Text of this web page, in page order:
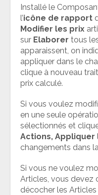
Installé le
l’icône de rapport
Modifier les prix
sur Elaborer tous
apparaissent, on
appliquer dans le
clique à nouveau
prix calculé.
Si vous voulez
en une seule
sélectionnés et
Actions, Appliquer
changements dans la
Si vous ne voulez
Articles, vous devez
décocher les